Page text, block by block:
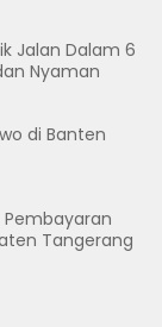
Jalan Dalam 6
Nyaman
di Banten
Pembayaran
Tangerang